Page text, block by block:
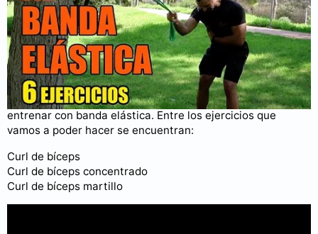
Puedes consultar más videos en nuestrocanal de YouTube.
Ejercicios para bíceps con banda elástica
Los bíceps son uno de los músculos más cómodos de
entrenar con banda elástica. Entre los ejercicios que
vamos a poder hacer se encuentran:
Curl de bíceps
Curl de bíceps concentrado
Curl de bíceps martillo